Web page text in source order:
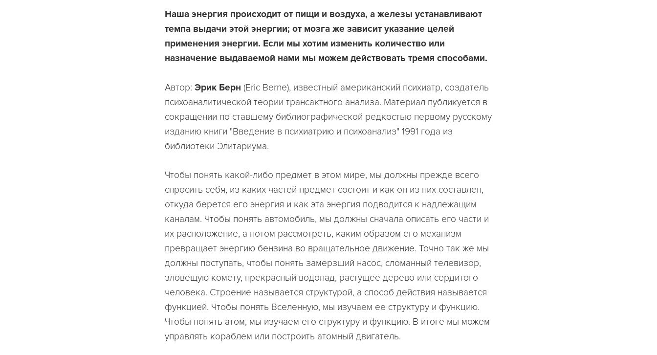
Наша энергия происходит от пищи и воздуха, а железы устанавливают
темпа выдачи этой энергии; от мозга же зависит указание целей
применения энергии. Если мы хотим изменить количество или
назначение выдаваемой нами мы можем действовать тремя способами.
Автор: Эрик Берн (Eric Berne), известный американский психиатр, создатель
психоаналитической теории трансактного анализа. Материал публикуется в
сокращении по ставшему библиографической редкостью первому русскому
изданию книги "Введение в психиатрию и психоанализ" 1991 года из
библиотеки Элитариума.
Чтобы понять какой-либо предмет в этом мире, мы должны прежде всего
спросить себя, из каких частей предмет состоит и как он из них составлен,
откуда берется его энергия и как эта энергия подводится к надлежащим
каналам. Чтобы понять автомобиль, мы должны сначала описать его части и
их расположение, а потом рассмотреть, каким образом его механизм
превращает энергию бензина во вращательное движение. Точно так же мы
должны поступать, чтобы понять замерзший насос, сломанный телевизор,
зловещую комету, прекрасный водопад, растущее дерево или сердитого
человека. Строение называется структурой, а способ действия называется
функцией. Чтобы понять Вселенную, мы изучаем ее структуру и функцию.
Чтобы понять атом, мы изучаем его структуру и функцию. В итоге мы можем
управлять кораблем или построить атомный двигатель.